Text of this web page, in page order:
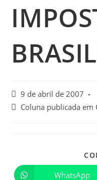
9 de abril de 2007
Coluna publicada em
WhatsApp